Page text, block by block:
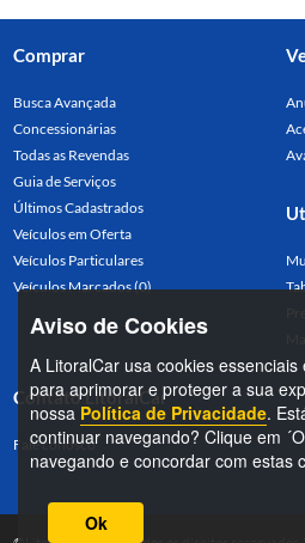
Comprar
Busca Avançada
Concessionárias
Todas as Revendas
Guia de Serviços
Últimos Cadastrados
Veículos em Oferta
Veículos Particulares
Veículos Marcados (0)
Contato LitoralCar
Fale conosco
Aviso de Cookies
A LitoralCar usa cookies
para aprimorar e proteger a sua
nossa Política de Privacidade.
continuar navegando? Clique em
navegando e concordar com estas
Ok